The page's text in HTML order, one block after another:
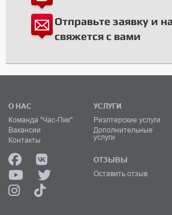
Отправьте заявку и
свяжется с вами
О НАС
Команда "Час-Пик"
Вакансии
Контакты
УСЛУГИ
Риэлтерские услуги
Дополнительные
услуги
ОТЗЫВЫ
Оставить отзыв